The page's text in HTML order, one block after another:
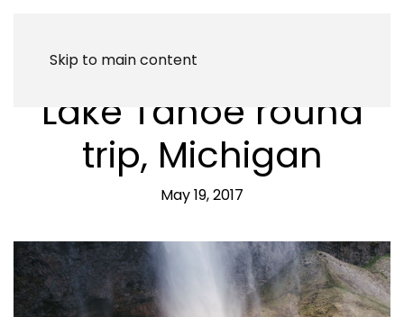
Skip to main content
Lake Tahoe round
trip, Michigan
May 19, 2017